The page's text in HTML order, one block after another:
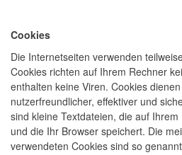
Cookies
Die Internetseiten verwenden
Cookies richten auf Ihrem Rechner
enthalten keine Viren. Cookies
nutzerfreundlicher, effektiver und
sind kleine Textdateien, die auf
und die Ihr Browser speichert. Die
verwendeten Cookies sind so